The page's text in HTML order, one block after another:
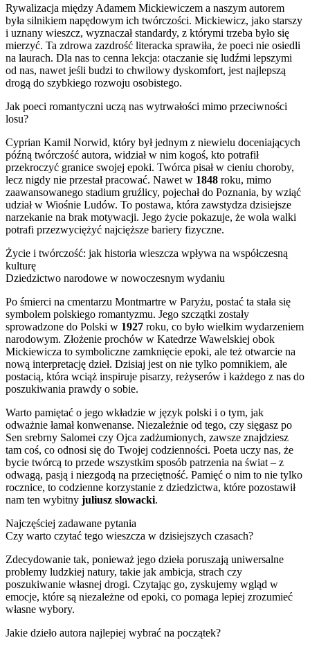
Rywalizacja między Adamem Mickiewiczem a naszym autorem
była silnikiem napędowym ich twórczości. Mickiewicz, jako starszy
i uznany wieszcz, wyznaczał standardy, z którymi trzeba było się
mierzyć. Ta zdrowa zazdrość literacka sprawiła, że poeci nie osiedli
na laurach. Dla nas to cenna lekcja: otaczanie się ludźmi lepszymi
od nas, nawet jeśli budzi to chwilowy dyskomfort, jest najlepszą
drogą do szybkiego rozwoju osobistego.
Jak poeci romantyczni uczą nas wytrwałości mimo przeciwności
losu?
Cyprian Kamil Norwid, który był jednym z niewielu doceniających
późną twórczość autora, widział w nim kogoś, kto potrafił
przekroczyć granice swojej epoki. Twórca pisał w cieniu choroby,
lecz nigdy nie przestał pracować. Nawet w 1848 roku, mimo
zaawansowanego stadium gruźlicy, pojechał do Poznania, by wziąć
udział w Wiośnie Ludów. To postawa, która zawstydza dzisiejsze
narzekanie na brak motywacji. Jego życie pokazuje, że wola walki
potrafi przezwyciężyć najcięższe bariery fizyczne.
Życie i twórczość: jak historia wieszcza wpływa na współczesną
kulturę
Dziedzictwo narodowe w nowoczesnym wydaniu
Po śmierci na cmentarzu Montmartre w Paryżu, postać ta stała się
symbolem polskiego romantyzmu. Jego szczątki zostały
sprowadzone do Polski w 1927 roku, co było wielkim wydarzeniem
narodowym. Złożenie prochów w Katedrze Wawelskiej obok
Mickiewicza to symboliczne zamknięcie epoki, ale też otwarcie na
nową interpretację dzieł. Dzisiaj jest on nie tylko pomnikiem, ale
postacią, która wciąż inspiruje pisarzy, reżyserów i każdego z nas do
poszukiwania prawdy o sobie.
Warto pamiętać o jego wkładzie w język polski i o tym, jak
odważnie łamał konwenanse. Niezależnie od tego, czy sięgasz po
Sen srebrny Salomei czy Ojca zadżumionych, zawsze znajdziesz
tam coś, co odnosi się do Twojej codzienności. Poeta uczy nas, że
bycie twórcą to przede wszystkim sposób patrzenia na świat – z
odwagą, pasją i niezgodą na przeciętność. Pamięć o nim to nie tylko
rocznice, to codzienne korzystanie z dziedzictwa, które pozostawił
nam ten wybitny juliusz slowacki.
Najczęściej zadawane pytania
Czy warto czytać tego wieszcza w dzisiejszych czasach?
Zdecydowanie tak, ponieważ jego dzieła poruszają uniwersalne
problemy ludzkiej natury, takie jak ambicja, strach czy
poszukiwanie własnej drogi. Czytając go, zyskujemy wgląd w
emocje, które są niezależne od epoki, co pomaga lepiej zrozumieć
własne wybory.
Jakie dzieło autora najlepiej wybrać na początek?